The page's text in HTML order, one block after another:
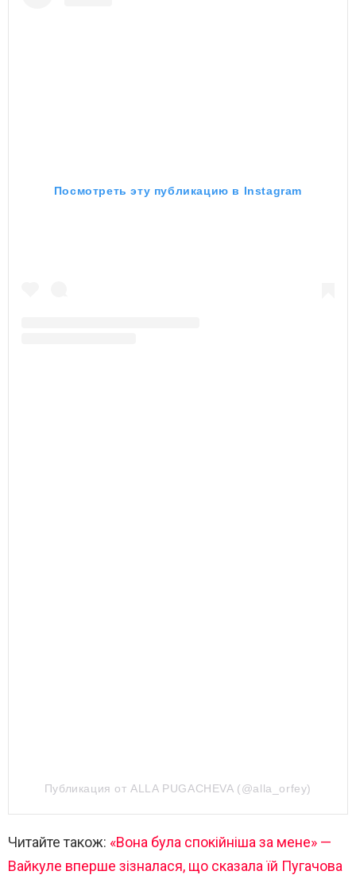
Посмотреть эту публикацию в Instagram
Публикация от ALLA PUGACHEVA (@alla_orfey)
Читайте також: «Вона була спокійніша за мене» —
Вайкуле вперше зізналася, що сказала їй Пугачова